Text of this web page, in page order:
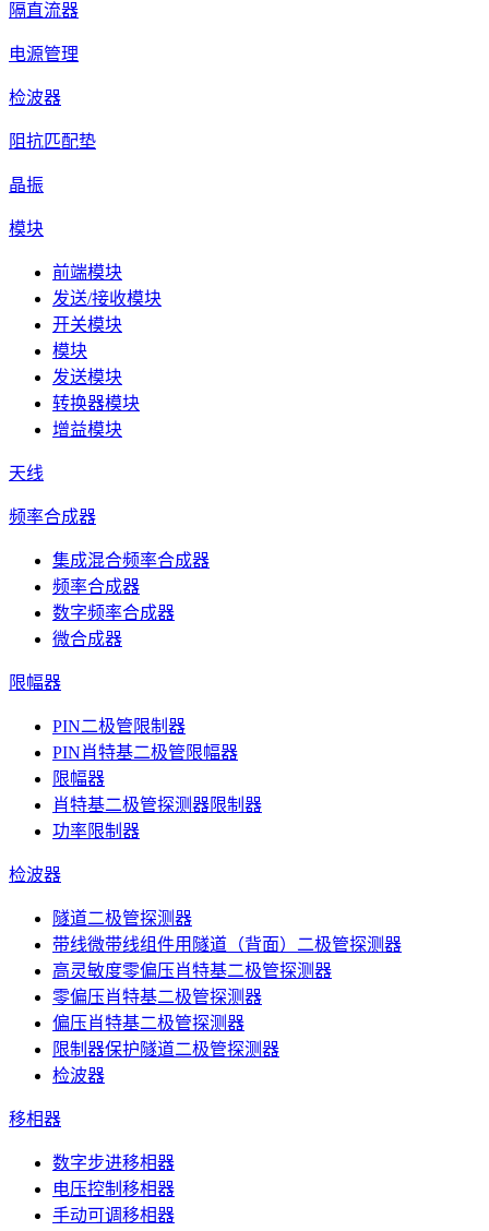
隔直流器
电源管理
检波器
阻抗匹配垫
晶振
模块
前端模块
发送/接收模块
开关模块
模块
发送模块
转换器模块
增益模块
天线
频率合成器
集成混合频率合成器
频率合成器
数字频率合成器
微合成器
限幅器
PIN二极管限制器
PIN肖特基二极管限幅器
限幅器
肖特基二极管探测器限制器
功率限制器
检波器
隧道二极管探测器
带线微带线组件用隧道（背面）二极管探测器
高灵敏度零偏压肖特基二极管探测器
零偏压肖特基二极管探测器
偏压肖特基二极管探测器
限制器保护隧道二极管探测器
检波器
移相器
数字步进移相器
电压控制移相器
手动可调移相器